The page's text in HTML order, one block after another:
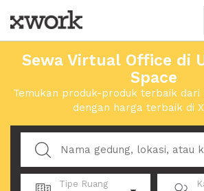
Sewa Virtual Office di
Space
Temukan produk-produk terbaik dari
dengan harga terbaik di
Tipe Ruang